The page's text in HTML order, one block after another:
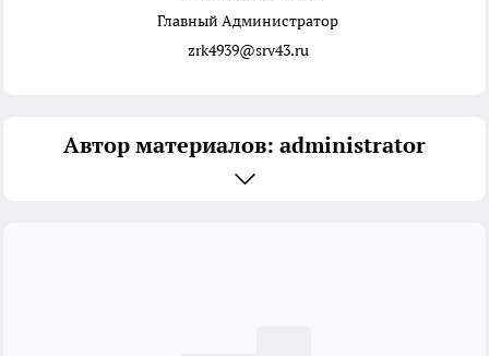
Главный Администратор
zrk4939@srv43.ru
Автор материалов: administrator